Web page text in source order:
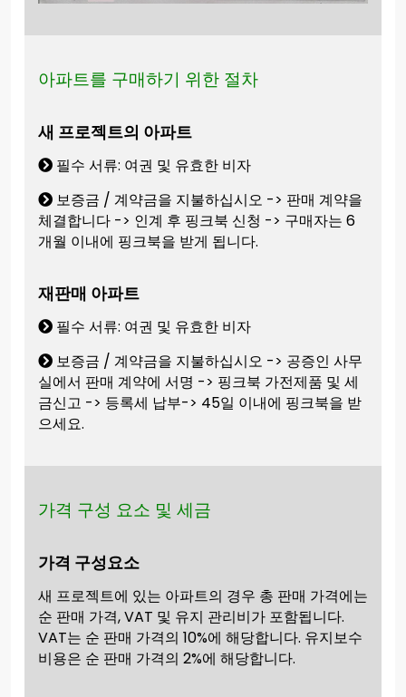
아파트를 구매하기 위한 절차
새 프로젝트의 아파트
필수 서류: 여권 및 유효한 비자
보증금 / 계약금을 지불하십시오 -> 판매 계약을
체결합니다 -> 인계 후 핑크북 신청 -> 구매자는 6
개월 이내에 핑크북을 받게 됩니다.
재판매 아파트
필수 서류: 여권 및 유효한 비자
보증금 / 계약금을 지불하십시오 -> 공증인 사무
실에서 판매 계약에 서명 -> 핑크북 가전제품 및 세
금신고 -> 등록세 납부-> 45일 이내에 핑크북을 받
으세요.
가격 구성 요소 및 세금
가격 구성요소
새 프로젝트에 있는 아파트의 경우 총 판매 가격에는
순 판매 가격, VAT 및 유지 관리비가 포함됩니다.
VAT는 순 판매 가격의 10%에 해당합니다. 유지보수
비용은 순 판매 가격의 2%에 해당합니다.